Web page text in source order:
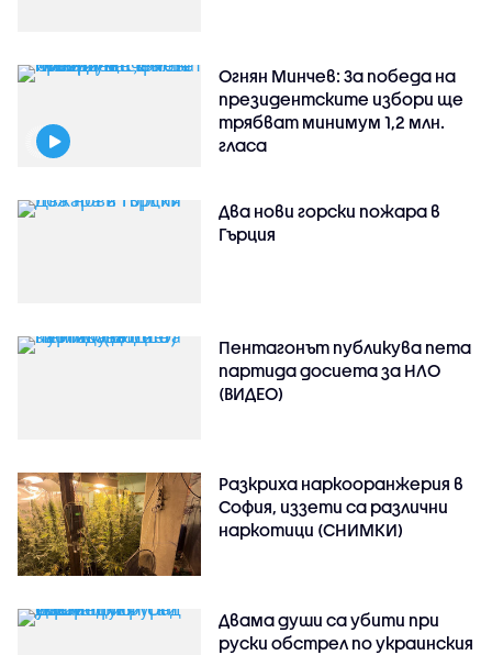
Огнян Минчев: За победа на
президентските избори ще
трябват минимум 1,2 млн.
гласа
Два нови горски пожара в
Гърция
Пентагонът публикува пета
партида досиета за НЛО
(ВИДЕО)
Разкриха наркооранжерия в
София, иззети са различни
наркотици (СНИМКИ)
Двама души са убити при
руски обстрeл по украинския